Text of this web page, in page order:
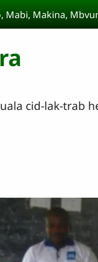
Mabi, Makina,
cid-lak-trab